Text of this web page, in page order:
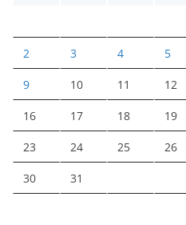
2 3 4 5
9 10 11 12
16 17 18 19
23 24 25 26
30 31